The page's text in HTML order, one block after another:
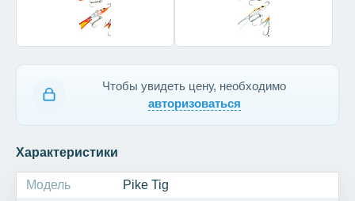
Чтобы увидеть цену, необходимо
авторизоваться
Характеристики
Модель
Pike Tig